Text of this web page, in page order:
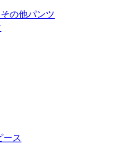
の他パンツ
ース